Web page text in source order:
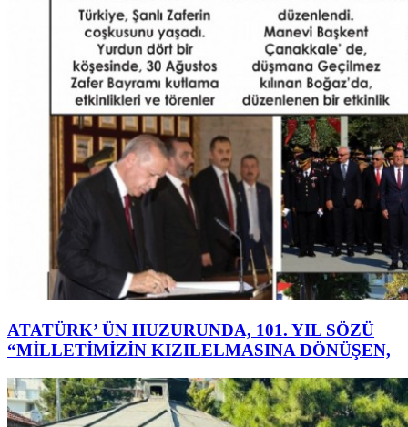
ATATÜRK’ ÜN HUZURUNDA, 101. YIL SÖZÜ
“MİLLETİMİZİN KIZILELMASINA DÖNÜŞEN,